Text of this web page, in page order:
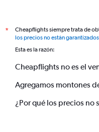
*
Cheapflights siempre trata de
los precios no están garantizados
Esta es la razón:
Cheapflights no es el
Agregamos montones
¿Por qué los precios no